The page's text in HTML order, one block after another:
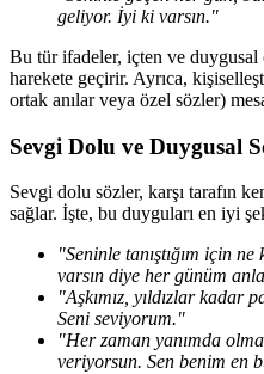
geliyor. İyi ki varsın."
Bu tür ifadeler, içten ve duygusal
harekete geçirir. Ayrıca,
ortak anılar veya özel sözler)
Sevgi Dolu ve Duygusal
Sevgi dolu sözler, karşı tarafın
sağlar. İşte, bu duyguları en iyi
"Seninle tanıştığım için ne
varsın diye her günüm
"Aşkımız, yıldızlar kadar
Seni seviyorum."
"Her zaman yanımda
veriyorsun. Sen benim en